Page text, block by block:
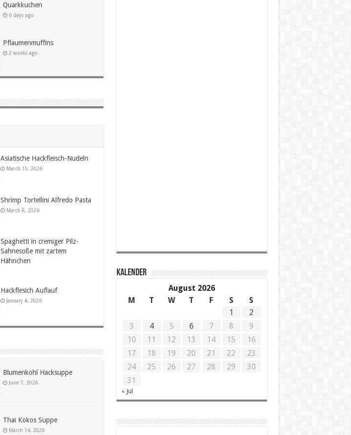
Quarkkuchen
6 days ago
Pflaumenmuffins
2 weeks ago
Asiatische Hackfleisch-Nudeln
March 15, 2026
Shrimp Tortellini Alfredo Pasta
March 8, 2026
Spaghetti in cremiger Pilz-
Sahnesoße mit zartem
Hähnchen
Hackflesich Auflauf
January 4, 2026
Blumenkohl Hacksuppe
June 7, 2026
Thai Kokos Suppe
March 14, 2026
KALENDER
August 2026
M
T W T F S
S
1
2
3
4 5 6 7 8
9
10
11 12 13 14 15
16
17
18 19 20 21 22
23
24
25 26 27 28 29
30
31
« Jul